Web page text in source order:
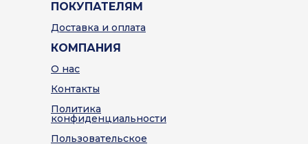
ПОКУПАТЕЛЯМ
Доставка и оплата
Пользовательское
Политика
конфиденциальности
КОМПАНИЯ
О нас
Контакты